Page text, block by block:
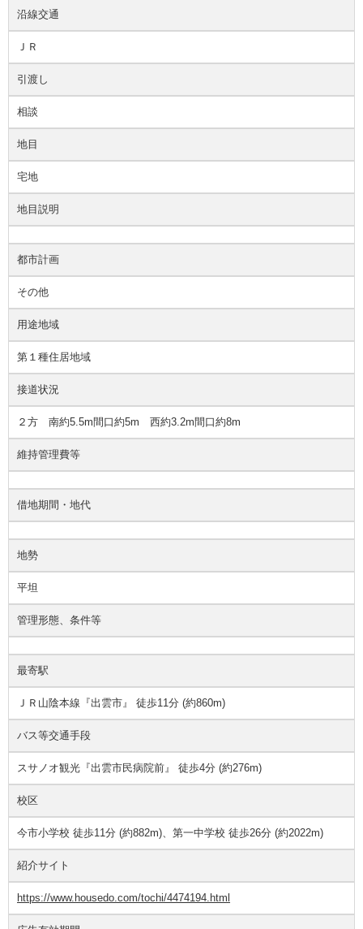
沿線交通
ＪＲ
引渡し
相談
地目
宅地
地目説明
都市計画
その他
用途地域
第１種住居地域
接道状況
２方 南約5.5m間口約5m 西約3.2m間口約8m
維持管理費等
借地期間・地代
地勢
平坦
管理形態、条件等
最寄駅
ＪＲ山陰本線『出雲市』 徒歩11分 (約860m)
バス等交通手段
スサノオ観光『出雲市民病院前』 徒歩4分 (約276m)
校区
今市小学校 徒歩11分 (約882m)、第一中学校 徒歩26分 (約2022m)
紹介サイト
https://www.housedo.com/tochi/4474194.html